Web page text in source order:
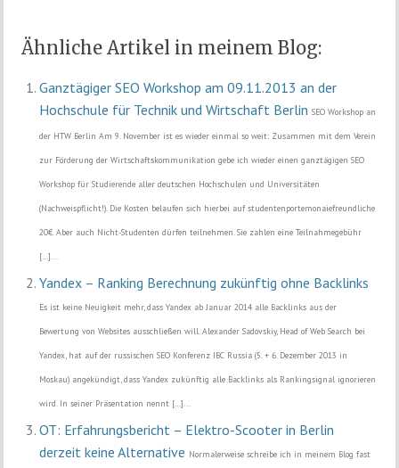
Ähnliche Artikel in meinem Blog:
Ganztägiger SEO Workshop am 09.11.2013 an der
Hochschule für Technik und Wirtschaft Berlin SEO Workshop an
der HTW Berlin Am 9. November ist es wieder einmal so weit: Zusammen mit dem Verein
zur Förderung der Wirtschaftskommunikation gebe ich wieder einen ganztägigen SEO
Workshop für Studierende aller deutschen Hochschulen und Universitäten
(Nachweispflicht!). Die Kosten belaufen sich hierbei auf studentenportemonaiefreundliche
20€. Aber auch Nicht-Studenten dürfen teilnehmen. Sie zahlen eine Teilnahmegebühr
[…]...
Yandex – Ranking Berechnung zukünftig ohne Backlinks
Es ist keine Neuigkeit mehr, dass Yandex ab Januar 2014 alle Backlinks aus der
Bewertung von Websites ausschließen will. Alexander Sadovskiy, Head of Web Search bei
Yandex, hat auf der russischen SEO Konferenz IBC Russia (5. + 6. Dezember 2013 in
Moskau) angekündigt, dass Yandex zukünftig alle Backlinks als Rankingsignal ignorieren
wird. In seiner Präsentation nennt […]...
OT: Erfahrungsbericht – Elektro-Scooter in Berlin
derzeit keine Alternative Normalerweise schreibe ich in meinem Blog fast